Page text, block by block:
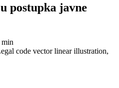
postupka javne
min
code vector linear illustration,